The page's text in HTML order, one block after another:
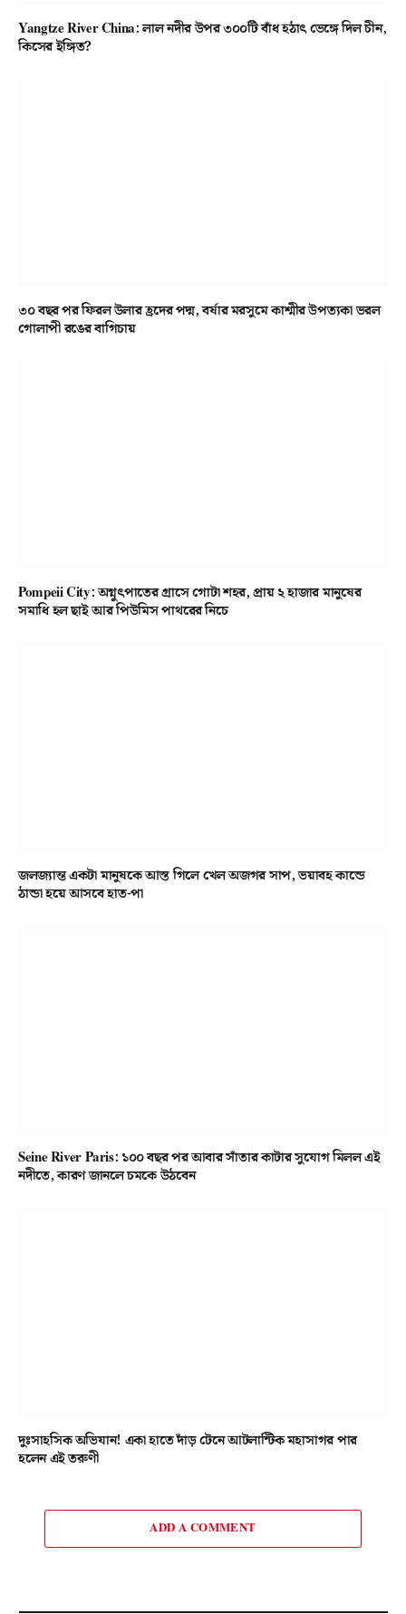
Yangtze River China: লাল নদীর উপর ৩০০টি বাঁধ হঠাৎ ভেঙ্গে দিল চীন,
কিসের ইঙ্গিত?
৩০ বছর পর ফিরল উলার হ্রদের পদ্ম, বর্ষার মরসুমে কাশ্মীর উপত্যকা ভরল
গোলাপী রঙের বাগিচায়
Pompeii City: অগ্নুৎপাতের গ্রাসে গোটা শহর, প্রায় ২ হাজার মানুষের
সমাধি হল ছাই আর পিউমিস পাথরের নিচে
জলজ্যান্ত একটা মানুষকে আস্ত গিলে খেল অজগর সাপ, ভয়াবহ কান্ডে
ঠান্ডা হয়ে আসবে হাত-পা
Seine River Paris: ১০০ বছর পর আবার সাঁতার কাটার সুযোগ মিলল এই
নদীতে, কারণ জানলে চমকে উঠবেন
দুঃসাহসিক অভিযান! একা হাতে দাঁড় টেনে আটলান্টিক মহাসাগর পার
হলেন এই তরুণী
ADD A COMMENT